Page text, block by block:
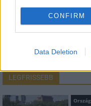
CONFIRM
Data Deletion
szabályzatot!
LEGFRISSEBB